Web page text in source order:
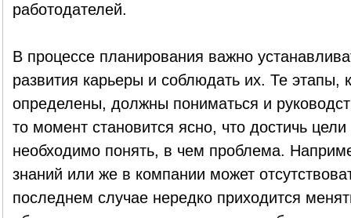
работодателей.
В процессе планирования важно
развития карьеры и соблюдать их. Те этапы,
определены, должны пониматься и
то момент становится ясно, что достичь
необходимо понять, в чем проблема.
знаний или же в компании может
последнем случае нередко приходится